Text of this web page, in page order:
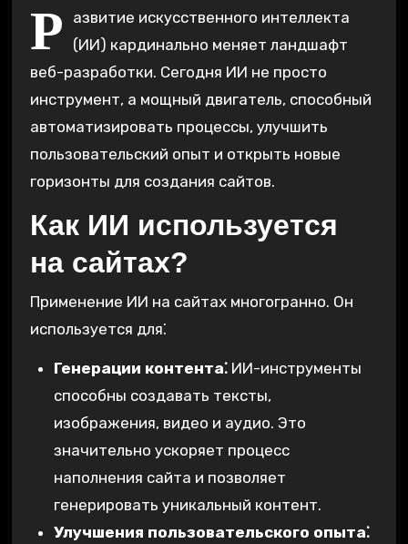
Р
азвитие искусственного интеллекта
(ИИ) кардинально меняет ландшафт
веб-разработки. Сегодня ИИ не просто
инструмент, а мощный двигатель, способный
автоматизировать процессы, улучшить
пользовательский опыт и открыть новые
горизонты для создания сайтов.
Как ИИ используется
на сайтах?
Применение ИИ на сайтах многогранно. Он
используется для⁚
Генерации контента⁚ИИ-инструменты
способны создавать тексты,
изображения, видео и аудио. Это
значительно ускоряет процесс
наполнения сайта и позволяет
генерировать уникальный контент.
Улучшения пользовательского опыта⁚